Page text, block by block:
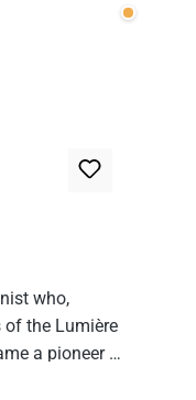
Wenige
who,
the Lumière
a pioneer of
famous